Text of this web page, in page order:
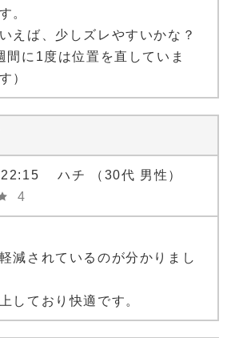
。
えば、少しズレやすいかな？
間に1度は位置を直していま
）
ハチ （30代 男性）
4
減されているのが分かりまし
しており快適です。